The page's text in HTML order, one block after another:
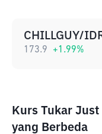
CHILLGUY/
173.9 +1.99%
Kurs Tukar
yang Berbeda